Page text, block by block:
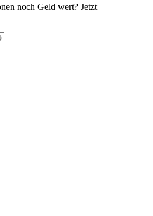
noch Geld wert? Jetzt